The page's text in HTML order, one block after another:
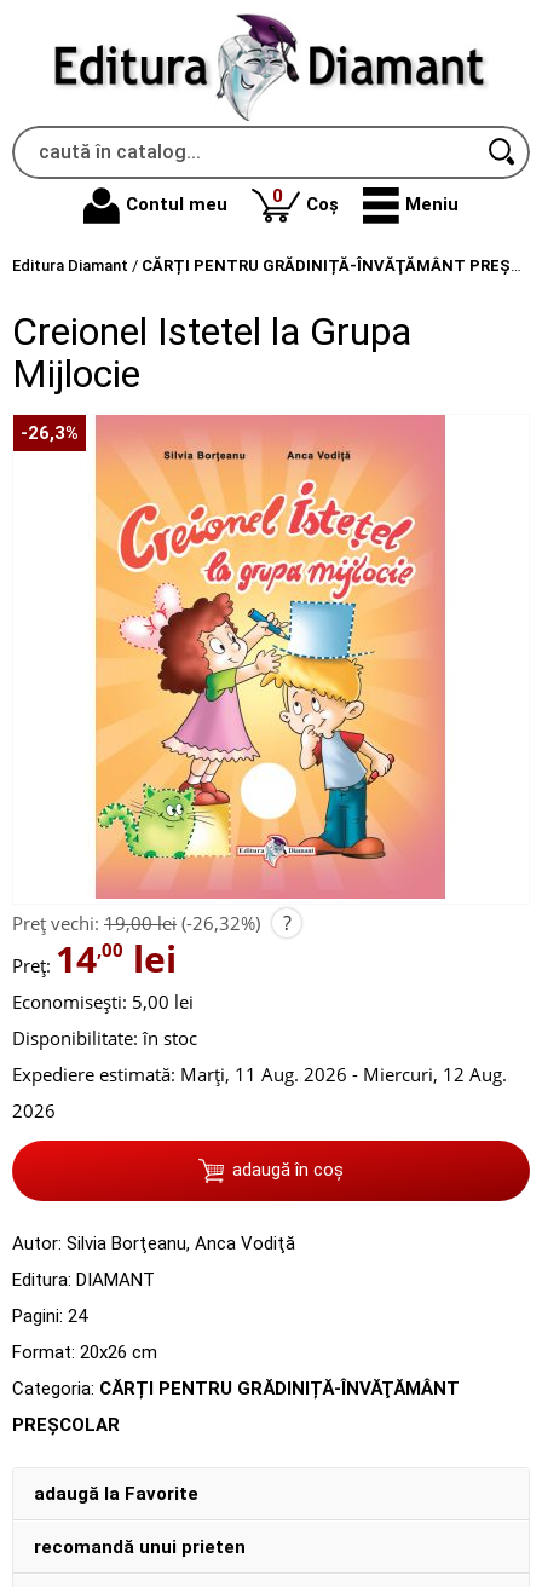
Contul meu 0produse
Coș Meniu
Editura Diamant / CĂRȚI PENTRU GRĂDINIȚĂ-ÎNVĂŢĂMÂNT PREŞCOLAR
Creionel Istetel la Grupa
Mijlocie
-26,3%
Preț vechi: 19,00 lei (-26,32%) ?
Preț: 14,00 lei
Economisești: 5,00 lei
Disponibilitate: în stoc
Expediere estimată: Marți, 11 Aug. 2026 - Miercuri, 12 Aug.
2026
adaugă în coș
Autor: Silvia Borţeanu, Anca Vodiţă
Editura: DIAMANT
Pagini: 24
Format: 20x26 cm
Categoria: CĂRȚI PENTRU GRĂDINIȚĂ-ÎNVĂŢĂMÂNT
PREŞCOLAR
adaugă la Favorite
recomandă unui prieten